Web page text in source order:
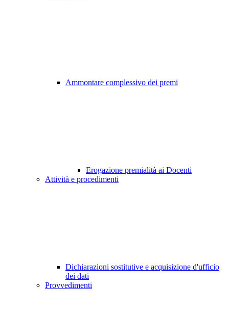
Ammontare complessivo dei premi
Erogazione premialità ai Docenti
Attività e procedimenti
Dichiarazioni sostitutive e acquisizione d'ufficio
dei dati
Provvedimenti